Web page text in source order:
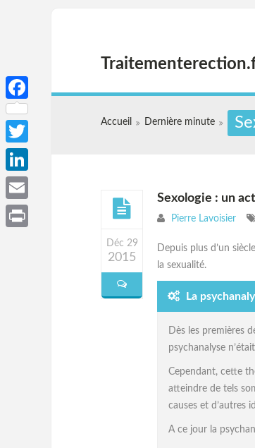
Accueil Dernière minute
Déc 29
2015
Sexologie : un
Pierre Lavoisier
Depuis plus d’un
la sexualité.
La
Dès les premières
psychanalyse
Cependant, cette
atteindre de tels
causes et d’autres
A ce jour la
Facebook
Twitter
LinkedIn
Email